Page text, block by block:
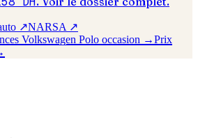
↗NARSA ↗
Volkswagen Polo occasion →Prix